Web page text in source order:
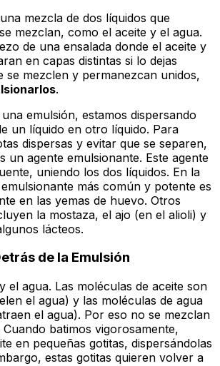
mezcla de dos líquidos que
mezclan, como el aceite y el agua.
de una ensalada donde el aceite y
en capas distintas si lo dejas
se mezclen y permanezcan unidos,
.
emulsión, estamos dispersando
un líquido en otro líquido. Para
dispersas y evitar que se separen,
un agente emulsionante. Este agente
uniendo los dos líquidos. En la
más común y potente es
en las yemas de huevo. Otros
la mostaza, el ajo (en el alioli) y
lácteos.
de la Emulsión
el agua. Las moléculas de aceite son
el agua) y las moléculas de agua
el agua). Por eso no se mezclan
batimos vigorosamente,
en pequeñas gotitas, dispersándolas
estas gotitas quieren volver a